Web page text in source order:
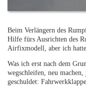
Beim Verlängern des
Hilfe fürs Ausrichten des
Airfixmodell, aber ich
Was ich erst nach dem
wegschleifen, neu
geschuldet: